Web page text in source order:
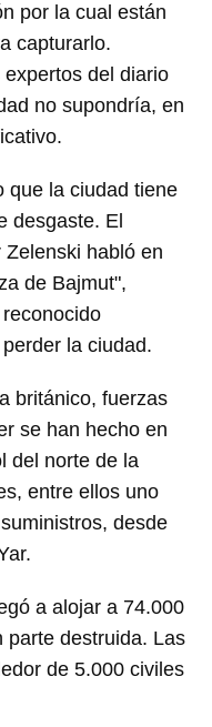
por la cual están
capturarlo.
del diario
no supondría, en
que la ciudad tiene
desgaste. El
habló en
de Bajmut",
la ciudad.
británico, fuerzas
se han hecho en
del norte de la
entre ellos uno
desde
a alojar a 74.000
parte destruida. Las
de 5.000 civiles